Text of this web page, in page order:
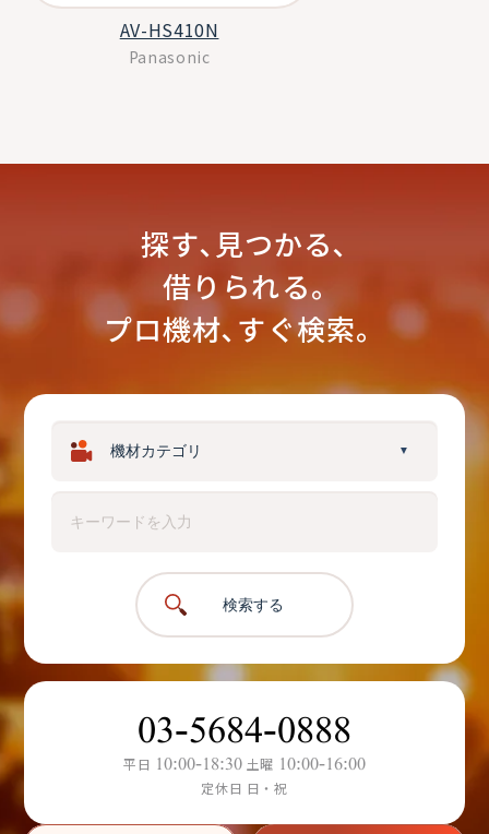
AV-HS410N
Panasonic
探す､見つかる､
借りられる｡
プロ機材､すぐ検索。
▼
検索する
03-5684-0888
平日 10:00-18:30 土曜 10:00-16:00
定休日 日・祝